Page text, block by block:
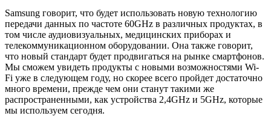
Samsung говорит, что будет использовать новую технологию
передачи данных по частоте 60GHz в различных продуктах, в
том числе аудиовизуальных, медицинских приборах и
телекоммуникационном оборудовании. Она также говорит,
что новый стандарт будет продвигаться на рынке смартфонов.
Мы сможем увидеть продукты с новыми возможностями Wi-
Fi уже в следующем году, но скорее всего пройдет достаточно
много времени, прежде чем они станут такими же
распространенными, как устройства 2,4GHz и 5GHz, которые
мы используем сегодня.